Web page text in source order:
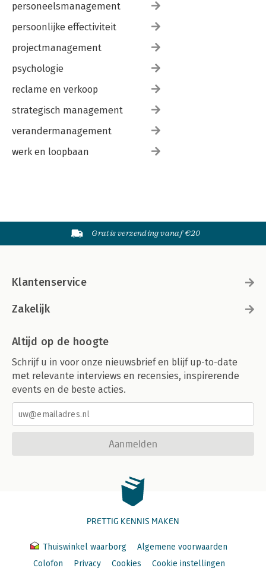
personeelsmanagement
persoonlijke effectiviteit
projectmanagement
psychologie
reclame en verkoop
strategisch management
verandermanagement
werk en loopbaan
Gratis verzending vanaf €20
Klantenservice
Zakelijk
Altijd op de hoogte
Schrijf u in voor onze nieuwsbrief en blijf up-to-date
met relevante interviews en recensies, inspirerende
events en de beste acties.
Aanmelden
PRETTIG KENNIS MAKEN
Thuiswinkel waarborg
Algemene voorwaarden
Colofon
Privacy Cookies Cookie instellingen